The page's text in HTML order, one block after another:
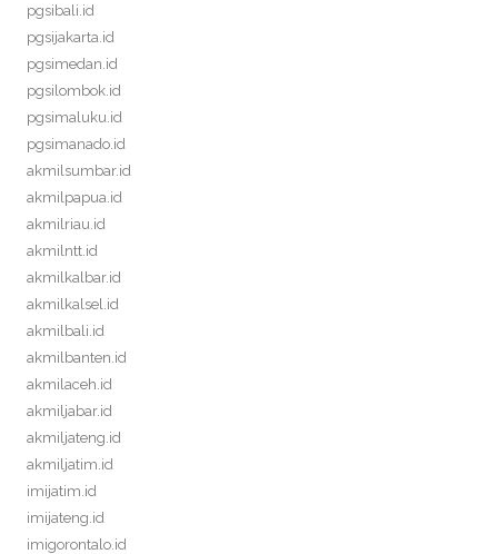
pgsibali.id
pgsijakarta.id
pgsimedan.id
pgsilombok.id
pgsimaluku.id
pgsimanado.id
akmilsumbar.id
akmilpapua.id
akmilriau.id
akmilntt.id
akmilkalbar.id
akmilkalsel.id
akmilbali.id
akmilbanten.id
akmilaceh.id
akmiljabar.id
akmiljateng.id
akmiljatim.id
imijatim.id
imijateng.id
imigorontalo.id